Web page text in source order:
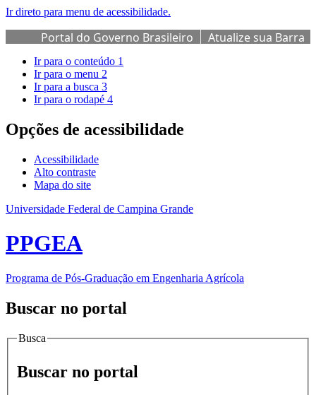
Ir direto para menu de acessibilidade.
Portal do Governo Brasileiro
Atualize sua Barra
de Governo
Ir para o conteúdo 1
Ir para o menu 2
Ir para a busca 3
Ir para o rodapé 4
Opções de acessibilidade
Acessibilidade
Alto contraste
Mapa do site
Universidade Federal de Campina Grande
PPGEA
Programa de Pós-Graduação em Engenharia Agrícola
Buscar no portal
Busca
Buscar no portal